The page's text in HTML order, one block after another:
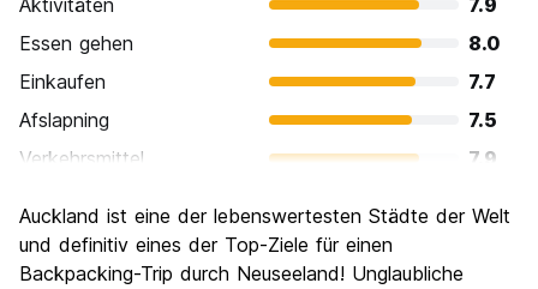
Aktivitäten
7.9
Essen gehen
8.0
Einkaufen
7.7
Afslapning
7.5
Verkehrsmittel
7.9
Kultur
Nachtleben / Party
Auckland ist eine der lebenswertesten Städte der Welt
und definitiv eines der Top-Ziele für einen
Backpacking-Trip durch Neuseeland! Unglaubliche